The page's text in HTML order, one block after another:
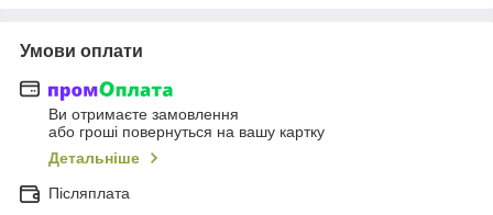
Умови оплати
Ви отримаєте замовлення
або гроші повернуться на вашу картку
Детальніше
Післяплата